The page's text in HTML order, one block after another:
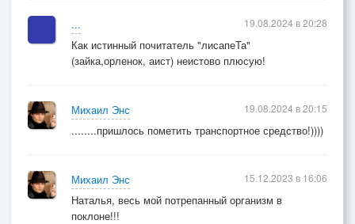
...
Как истинный почитатель "лисапеТа"
(зайка,орленок, аист) неистово плюсую!
19.08.2024 в 20:28
Михаил Энс
........пришлось пометить транспортное средство!))))
19.08.2024 в 20:15
Михаил Энс
Наталья, весь мой потрепанный организм в
поклоне!!!
15.12.2023 в 16:06